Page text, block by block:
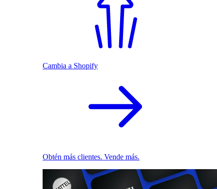
Cambia a Shopify
Obtén más clientes. Vende más.